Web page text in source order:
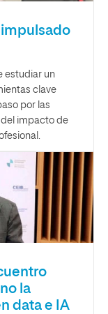
estudiar un
clave
por las
impacto de
la
data e IA